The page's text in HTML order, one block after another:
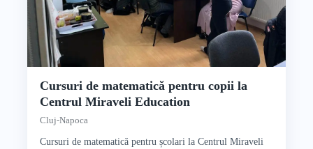
Cursuri de matematică pentru copii la
Centrul Miraveli Education
Cluj-Napoca
Cursuri de matematică pentru școlari la Centrul Miraveli